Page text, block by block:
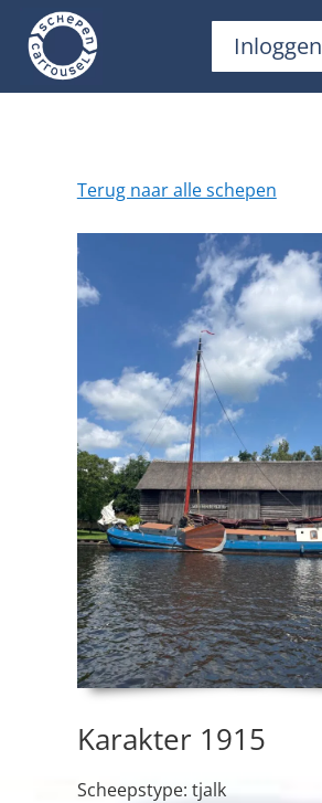
Inloggen
Terug naar alle schepen
Karakter 1915
Scheepstype: tjalk